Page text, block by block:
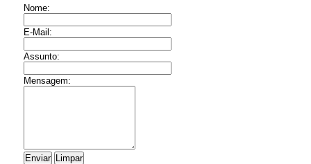
Nome:
E-Mail:
Assunto:
Mensagem: